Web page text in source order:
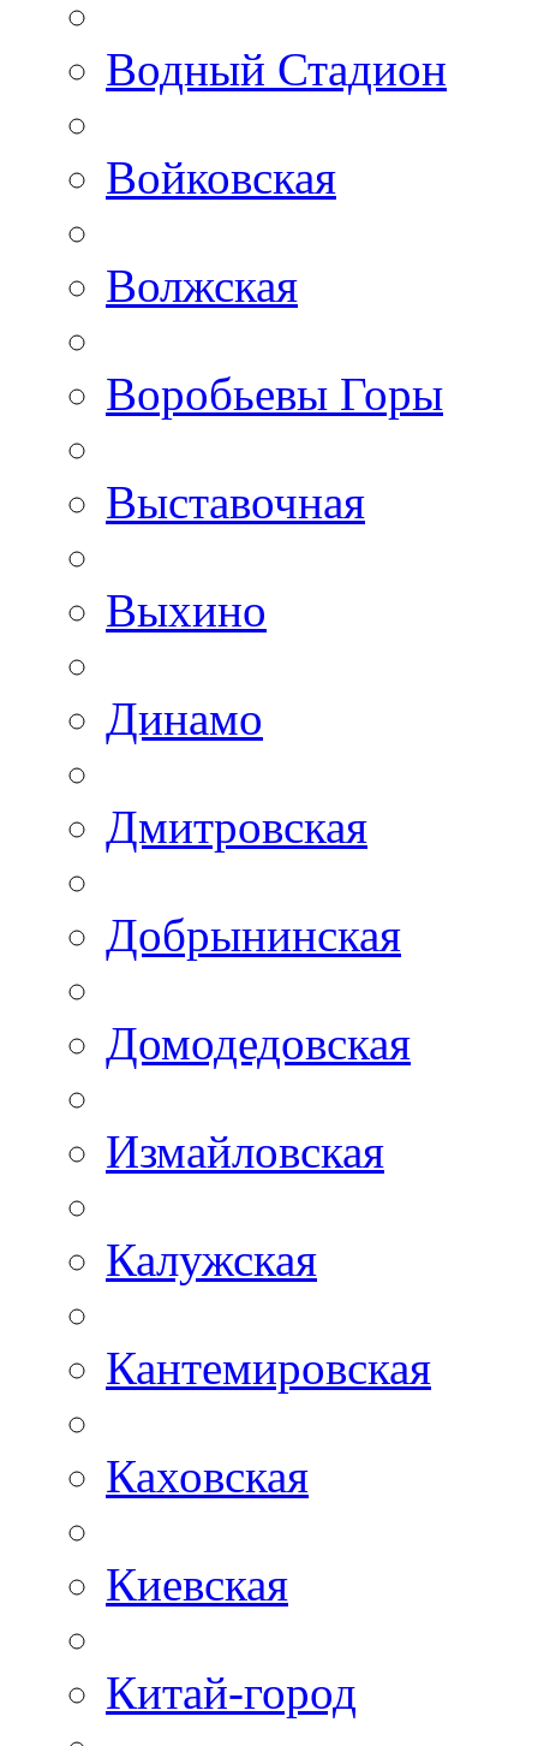
Водный Стадион
Войковская
Волжская
Воробьевы Горы
Выставочная
Выхино
Динамо
Дмитровская
Добрынинская
Домодедовская
Измайловская
Калужская
Кантемировская
Каховская
Киевская
Китай-город